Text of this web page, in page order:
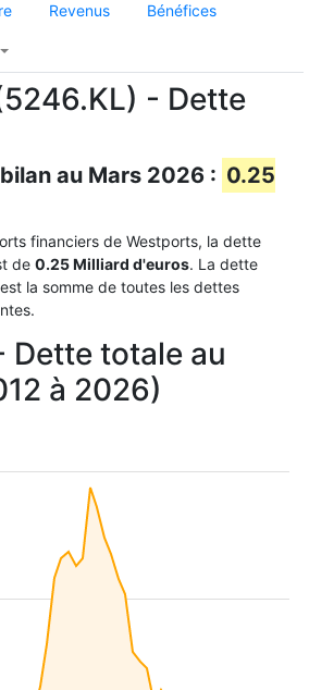
Revenus Bénéfices
- Dette
au Mars 2026 : 0.25
financiers de Westports, la dette
de 0.25 Milliard d'euros. La dette
la somme de toutes les dettes
Dette totale au
à 2026)